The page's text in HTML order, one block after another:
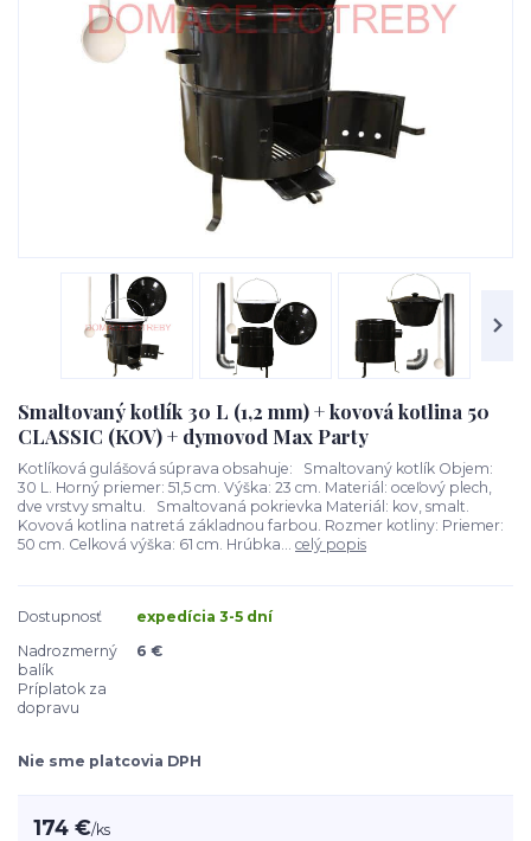
Smaltovaný kotlík 30 L (1,2 mm) + kovová kotlina 50
CLASSIC (KOV) + dymovod Max Party
Kotlíková gulášová súprava obsahuje: Smaltovaný kotlík Objem:
30 L. Horný priemer: 51,5 cm. Výška: 23 cm. Materiál: oceľový plech,
dve vrstvy smaltu. Smaltovaná pokrievka Materiál: kov, smalt.
Kovová kotlina natretá základnou farbou. Rozmer kotliny: Priemer:
50 cm. Celková výška: 61 cm. Hrúbka... celý popis
Dostupnosť
expedícia 3-5 dní
Nadrozmerný
balík
Príplatok za
dopravu
6 €
Nie sme platcovia DPH
174 €/ks